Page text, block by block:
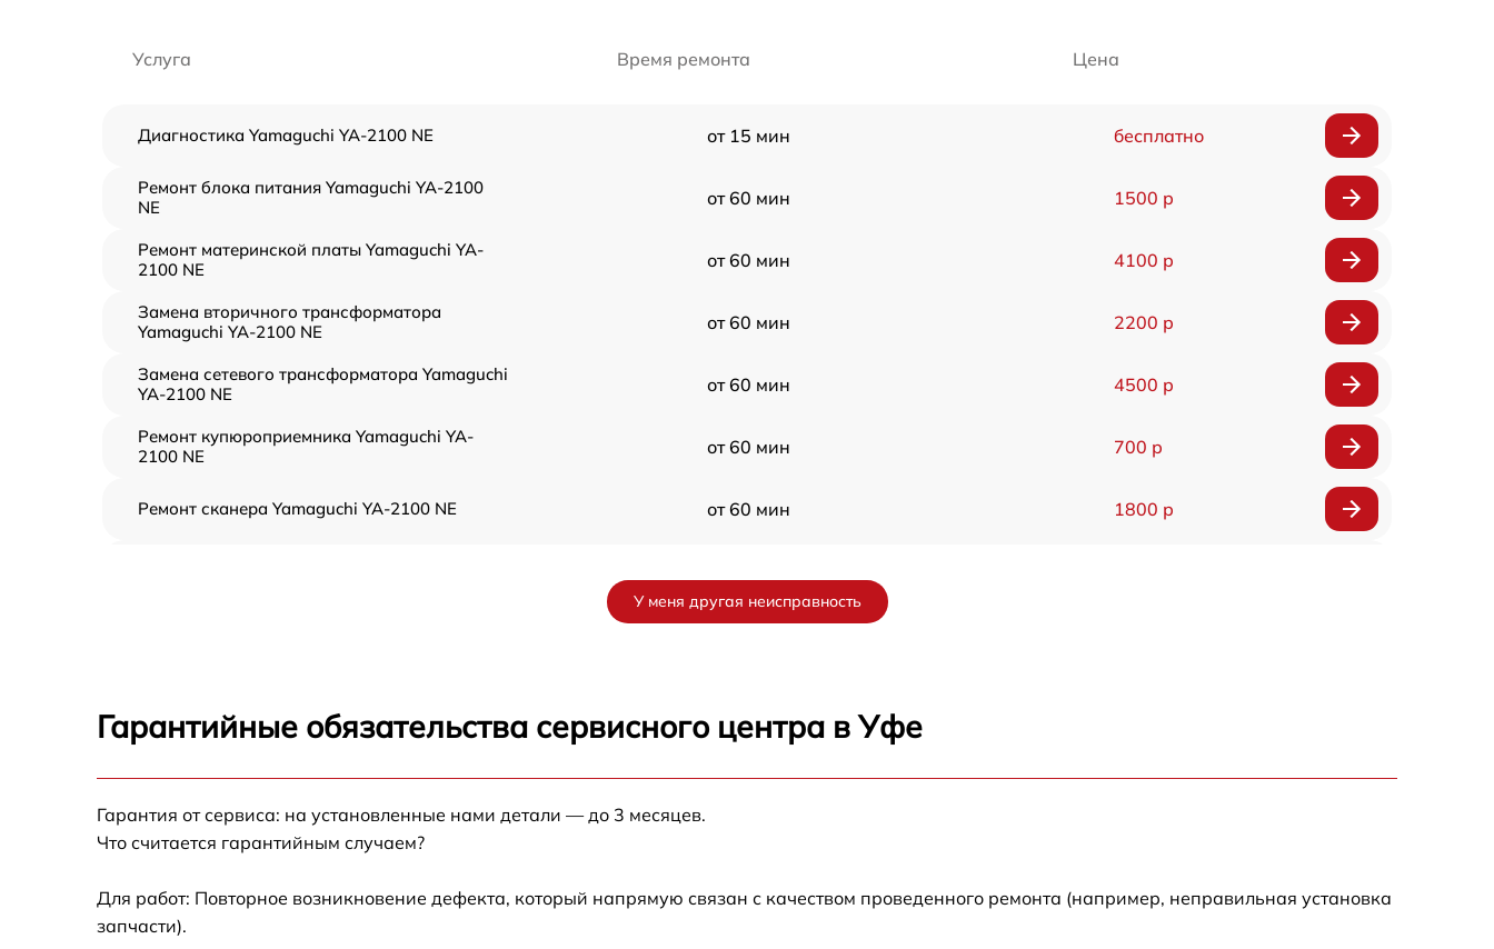
Услуга Время ремонта Цена
Диагностика Yamaguchi YA-2100 NE от 15 мин бесплатно
Ремонт блока питания Yamaguchi YA-2100
NE
от 60 мин 1500 р
Ремонт материнской платы Yamaguchi YA-
2100 NE
от 60 мин 4100 р
Замена вторичного трансформатора
Yamaguchi YA-2100 NE
от 60 мин 2200 р
Замена сетевого трансформатора Yamaguchi
YA-2100 NE
от 60 мин 4500 р
Ремонт купюроприемника Yamaguchi YA-
2100 NE
от 60 мин 700 р
Ремонт сканера Yamaguchi YA-2100 NE от 60 мин 1800 р
Замена сканера Yamaguchi YA-2100 NE
NE
У меня другая неисправность
Гарантийные обязательства сервисного центра в Уфе
Гарантия от сервиса: на установленные нами детали — до 3 месяцев.
Что считается гарантийным случаем?
Для работ: Повторное возникновение дефекта, который напрямую связан с качеством проведенного ремонта (например, неправильная установка
запчасти).